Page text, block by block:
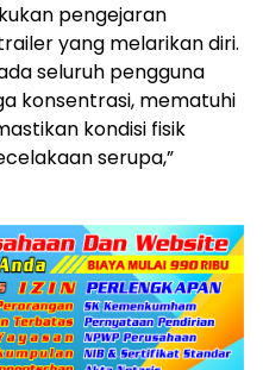
pengejaran
yang melarikan diri.
seluruh pengguna
konsentrasi, mematuhi
kondisi fisik
serupa,”